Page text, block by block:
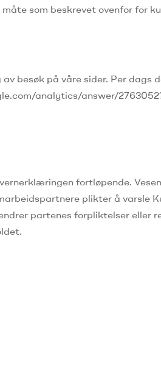
som beskrevet ovenfor for
besøk på våre sider. Per dags
analytics/answer/
fortløpende.
plikter å varsle
partenes forpliktelser eller